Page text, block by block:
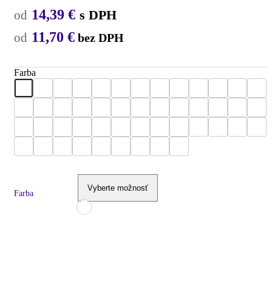
14,39 € s DPH
11,70 € bez DPH
Farba
Farba